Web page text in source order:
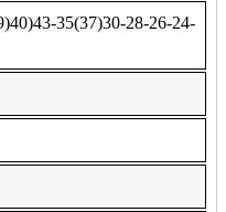
35(37)30-28-26-24-